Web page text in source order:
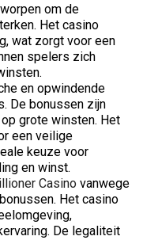
om de
Het casino
wat zorgt voor een
spelers zich
en opwindende
De bonussen zijn
grote winsten. Het
een veilige
keuze voor
en winst.
Casino vanwege
Het casino
De legaliteit